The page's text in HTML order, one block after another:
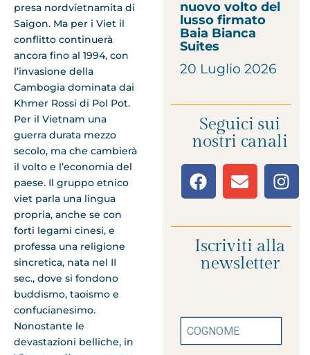
presa nordvietnamita di
Saigon. Ma per i Viet il
conflitto continuerà
ancora fino al 1994, con
l’invasione della
Cambogia dominata dai
Khmer Rossi di Pol Pot.
Per il Vietnam una
guerra durata mezzo
secolo, ma che cambierà
il volto e l’economia del
paese. Il gruppo etnico
viet parla una lingua
propria, anche se con
forti legami cinesi, e
professa una religione
sincretica, nata nel II
sec., dove si fondono
buddismo, taoismo e
confucianesimo.
Nonostante le
devastazioni belliche, in
nuovo volto del
lusso firmato
Baia Bianca
Suites
20 Luglio 2026
Seguici sui
nostri canali
Iscriviti alla
newsletter